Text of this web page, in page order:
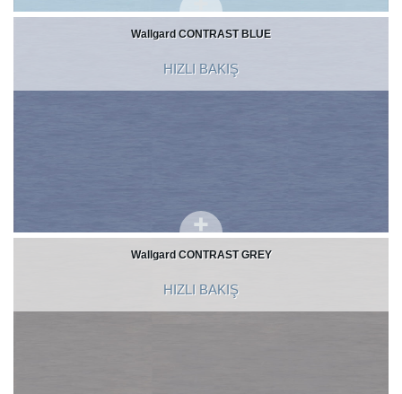
Wallgard CONTRAST BLUE
HIZLI BAKIŞ
Wallgard CONTRAST GREY
HIZLI BAKIŞ